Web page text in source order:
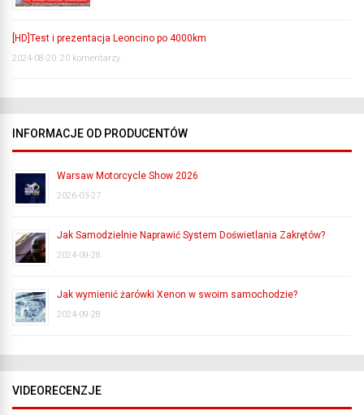
[HD]Test i prezentacja Leoncino po 4000km
2024-08-20 20 komentarzy
INFORMACJE OD PRODUCENTÓW
Warsaw Motorcycle Show 2026
2026-03-27
Jak Samodzielnie Naprawić System Doświetlania Zakrętów?
2024-09-28
Jak wymienić żarówki Xenon w swoim samochodzie?
2024-09-28
VIDEORECENZJE